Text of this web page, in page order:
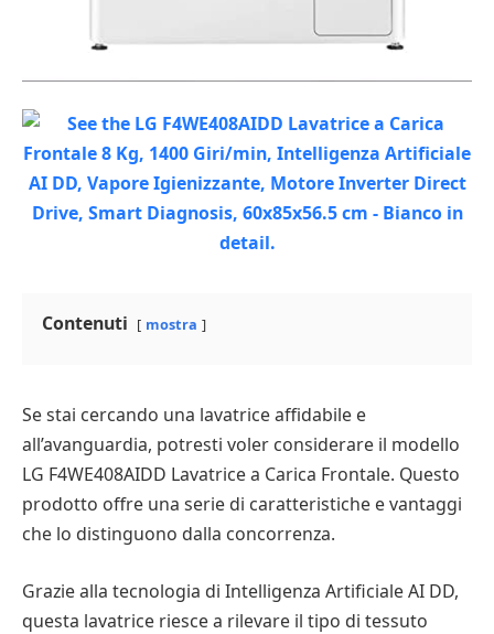
Contenuti mostra
Se stai cercando una lavatrice affidabile e
all’avanguardia, potresti voler considerare il modello
LG F4WE408AIDD Lavatrice a Carica Frontale. Questo
prodotto offre una serie di caratteristiche e vantaggi
che lo distinguono dalla concorrenza.
Grazie alla tecnologia di Intelligenza Artificiale AI DD,
questa lavatrice riesce a rilevare il tipo di tessuto